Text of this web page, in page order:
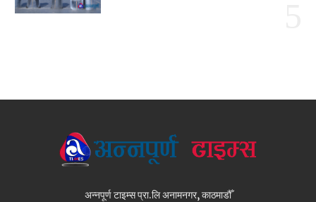
अन्नपूर्ण टाइम्स प्रा.लि अनामनगर, काठमाडौँ